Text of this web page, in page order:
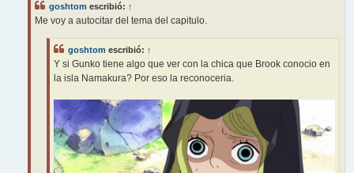
goshtom escribió: ↑
Me voy a autocitar del tema del capitulo.
goshtom escribió: ↑
Y si Gunko tiene algo que ver con la chica que Brook conocio en
la isla Namakura? Por eso la reconoceria.